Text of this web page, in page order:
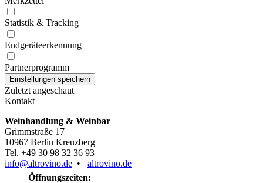
Merkzettel
Statistik & Tracking
Endgeräteerkennung
Partnerprogramm
Zuletzt angeschaut
Weinhandlung & Weinbar
Grimmstraße 17
10967 Berlin Kreuzberg
Tel. +49 30 98 32 36 93
info@altrovino.de•altrovino.de